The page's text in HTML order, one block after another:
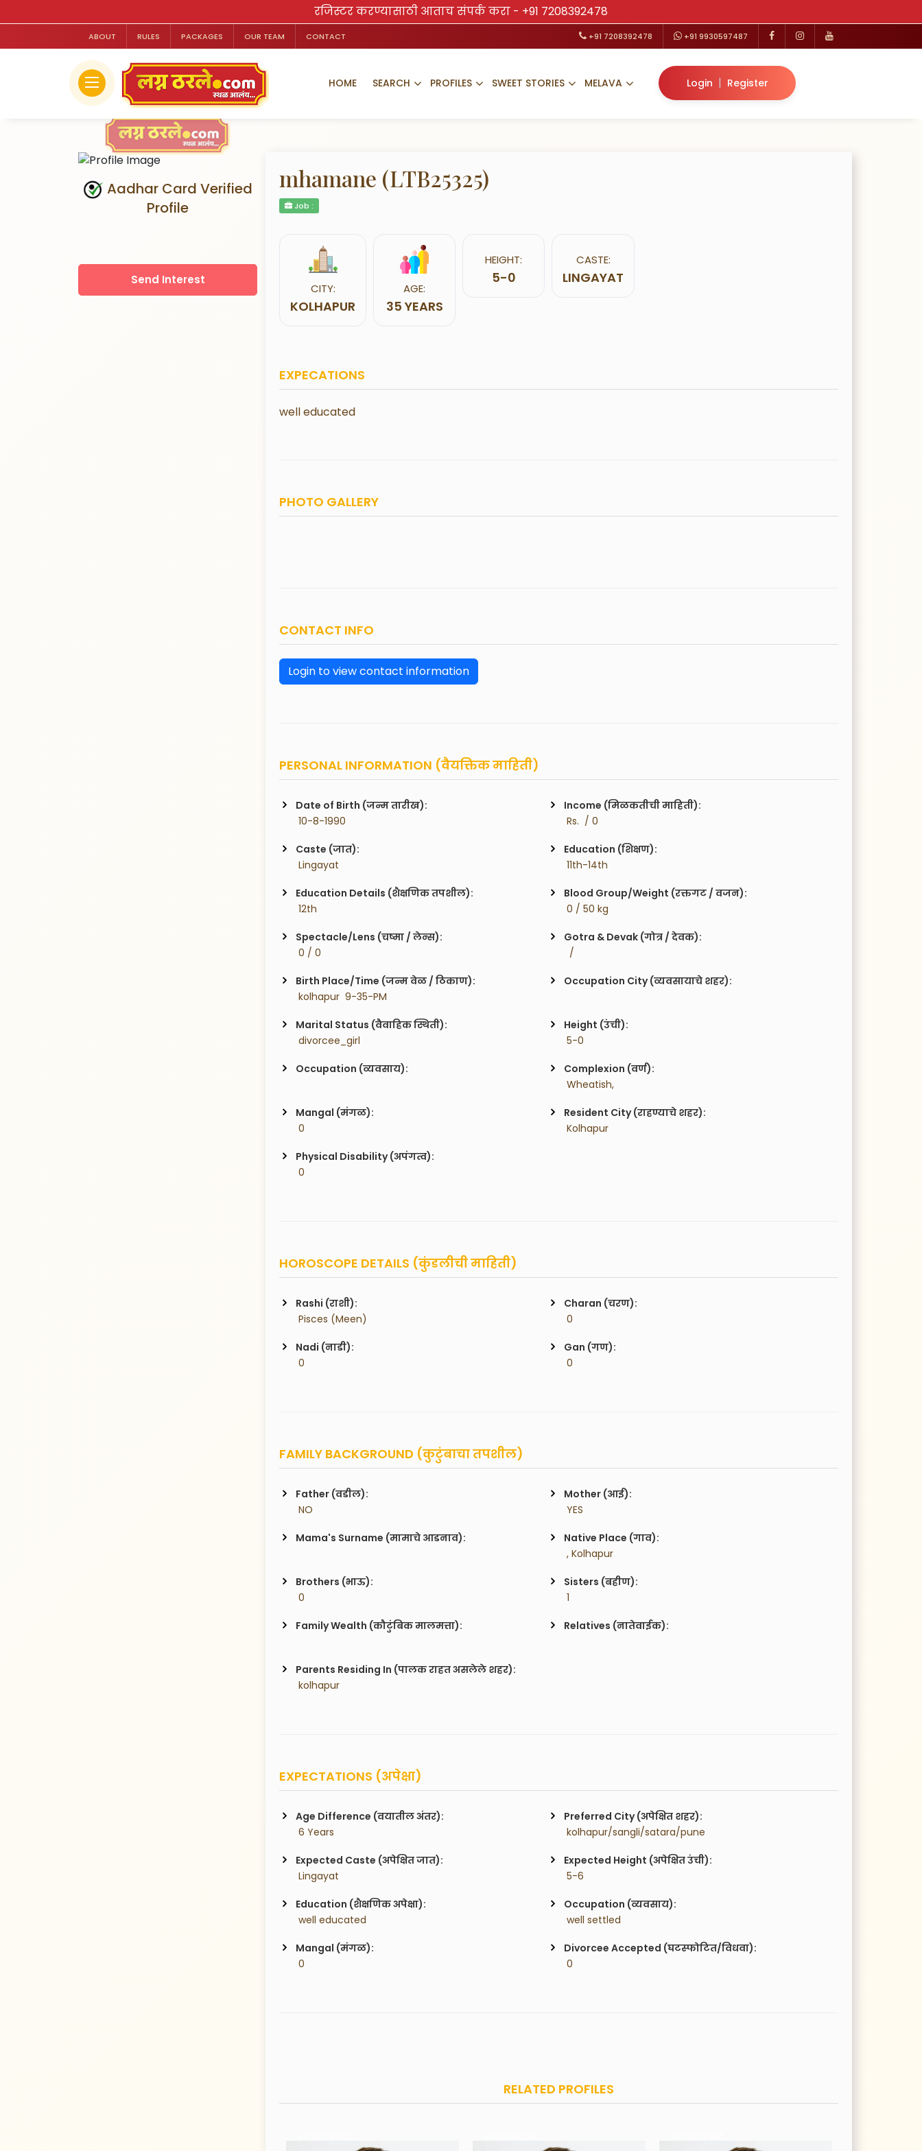
रजिस्टर करण्यासाठी आताच संपर्क करा - +91 7208392478
ABOUT RULES PACKAGES OUR TEAM CONTACT +91 7208392478 +91 9930597487
HOME SEARCH PROFILES SWEET STORIES MELAVA Login | Register
Aadhar Card Verified
Profile
Send Interest
mhamane (LTB25325)
Job :
CITY:
KOLHAPUR
AGE:
35 YEARS
HEIGHT:
5-0
CASTE:
LINGAYAT
EXPECATIONS
well educated
PHOTO GALLERY
CONTACT INFO
Login to view contact information
PERSONAL INFORMATION (वैयक्तिक माहिती)
Date of Birth (जन्म तारीख):
10-8-1990
Income (मिळकतीची माहिती):
Rs.  / 0
Caste (जात):
Lingayat
Education (शिक्षण):
11th-14th
Education Details (शैक्षणिक तपशील):
12th
Blood Group/Weight (रक्तगट / वजन):
0 / 50 kg
Spectacle/Lens (चष्मा / लेन्स):
0 / 0
Gotra & Devak (गोत्र / देवक):
  /
Birth Place/Time (जन्म वेळ / ठिकाण):
kolhapur  9-35-PM
Occupation City (व्यवसायाचे शहर):
Marital Status (वैवाहिक स्थिती):
divorcee_girl
Height (उंची):
5-0
Occupation (व्यवसाय):
Complexion (वर्ण):
Wheatish,
Mangal (मंगळ):
0
Resident City (राहण्याचे शहर):
Kolhapur
Physical Disability (अपंगत्व):
0
HOROSCOPE DETAILS (कुंडलीची माहिती)
Rashi (राशी):
Pisces (Meen)
Charan (चरण):
0
Nadi (नाडी):
0
Gan (गण):
0
FAMILY BACKGROUND (कुटुंबाचा तपशील)
Father (वडील):
NO
Mother (आई):
YES
Mama's Surname (मामाचे आडनाव):
Native Place (गाव):
, Kolhapur
Brothers (भाऊ):
0
Sisters (बहीण):
1
Family Wealth (कौटुंबिक मालमत्ता): Relatives (नातेवाईक):
Parents Residing In (पालक राहत असलेले शहर):
kolhapur
EXPECTATIONS (अपेक्षा)
Age Difference (वयातील अंतर):
6 Years
Preferred City (अपेक्षित शहर):
kolhapur/sangli/satara/pune
Expected Caste (अपेक्षित जात):
Lingayat
Expected Height (अपेक्षित उंची):
5-6
Education (शैक्षणिक अपेक्षा):
well educated
Occupation (व्यवसाय):
well settled
Mangal (मंगळ):
0
Divorcee Accepted (घटस्फोटित/विधवा):
0
RELATED PROFILES